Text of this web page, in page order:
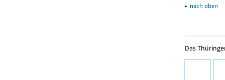
▴ nach oben
Das